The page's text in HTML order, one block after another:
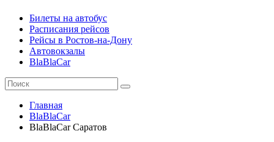
Билеты на автобус
Расписания рейсов
Рейсы в Ростов-на-Дону
Автовокзалы
BlaBlaCar
Главная
BlaBlaCar
BlaBlaCar Саратов